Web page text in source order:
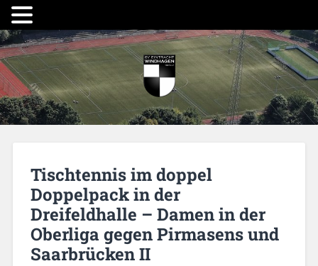
Tischtennis im doppel
Doppelpack in der
Dreifeldhalle – Damen in der
Oberliga gegen Pirmasens und
Saarbrücken II